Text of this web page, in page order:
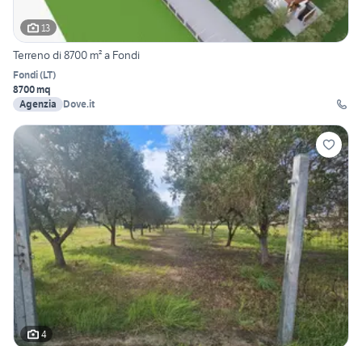
13
Terreno di 8700 m² a Fondi
Fondi(LT)
8700 mq
Agenzia
Dove.it
4